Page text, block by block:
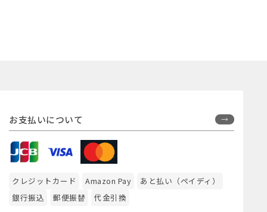
お支払いについて
クレジットカード Amazon Pay
あと払い（ペイディ）
銀行振込
郵便振替 代金引換